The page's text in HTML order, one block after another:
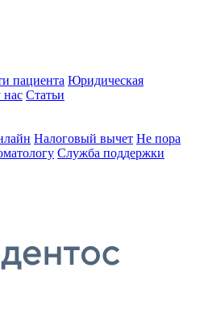
пациента Юридическая
нас Статьи
Налоговый вычет Не пора
Служба поддержки